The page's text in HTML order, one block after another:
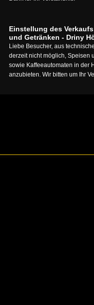
Einstellung des
und Getränken - Driny
Liebe Besucher, aus
derzeit nicht möglich, Speisen
sowie Kaffeeautomaten in der
anzubieten. Wir bitten um Ihr